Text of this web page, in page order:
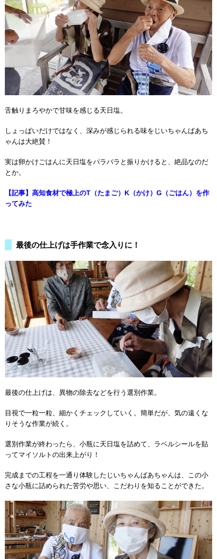
舌触りまろやかで甘味を感じる天日塩。
しょっぱいだけではなく、深みが感じられる味をじいちゃんばあち
ゃんは大絶賛！
実は卵かけごはんに天日塩をパラパラと振りかけると、絶品なのだ
とか。
【記事】高知食材で極上のT（たまご）K（かけ）G（ごはん）を作
ってみた
最後の仕上げは手作業で念入りに！
最後の仕上げは、異物の除去などを行う選別作業。
目視で一粒一粒、細かくチェックしていく。簡単だが、気の遠くな
りそうな作業が続く。
選別作業が終わったら、小瓶に天日塩を詰めて、ラベルシールを貼
ってマイソルトの出来上がり！
完成までの工程を一通り体験したじいちゃんばあちゃんは、この小
さな小瓶に詰められた苦労や思い、こだわりを知ることができた。